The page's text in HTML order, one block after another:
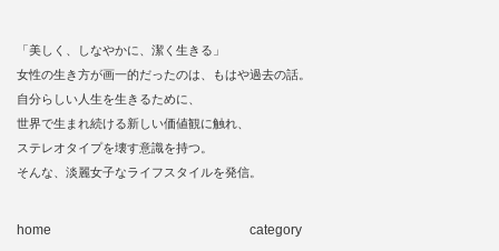
「美しく、しなやかに、潔く生きる」
女性の生き方が画一的だったのは、もはや過去の話。
自分らしい人生を生きるために、
世界で生まれ続ける新しい価値観に触れ、
ステレオタイプを壊す意識を持つ。
そんな、淡麗女子なライフスタイルを発信。
home
category